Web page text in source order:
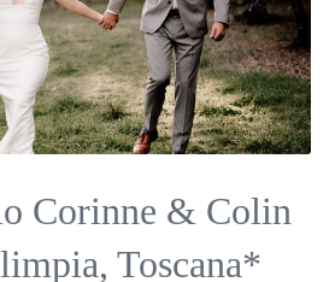
Corinne & Colin
Toscana*